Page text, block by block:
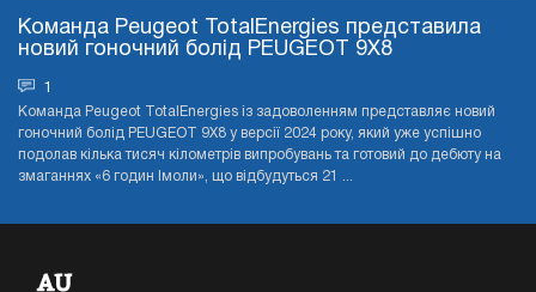
Команда Peugeot TotalEnergies представила
новий гоночний болід PEUGEOT 9X8
1
Команда Peugeot TotalEnergies із задоволенням представляє новий
гоночний болід PEUGEOT 9X8 у версії 2024 року, який уже успішно
подолав кілька тисяч кілометрів випробувань та готовий до дебюту на
змаганнях «6 годин Імоли», що відбудуться 21 ...